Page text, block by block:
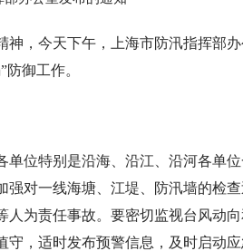
神，今天下午，上海市防汛指挥部
御工作。
单位特别是沿海、沿江、沿河各单
对一线海塘、江堤、防汛墙的检
人为责任事故。要密切监视台风动
守，适时发布预警信息，及时启动